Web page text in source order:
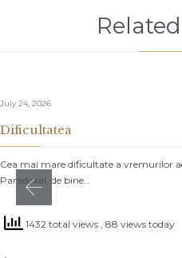
July 24, 2026
Dificultatea
Cea mai mare dificultate a vremurilor
Paradoxal, de bine…
1432 total views , 88 views today